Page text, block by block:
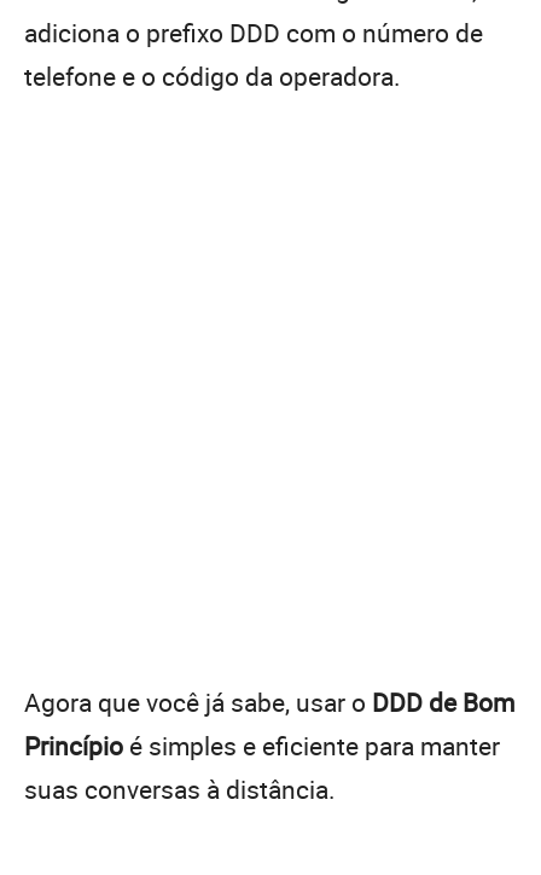
adiciona o prefixo DDD com o número de
telefone e o código da operadora.
Agora que você já sabe, usar o DDD de Bom
Princípio é simples e eficiente para manter
suas conversas à distância.